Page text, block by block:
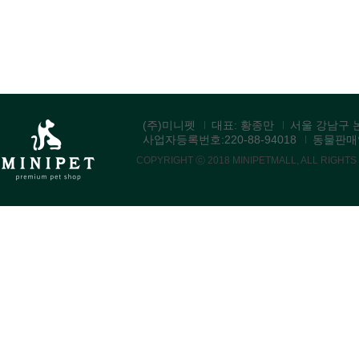
(주)미니펫 대표: 황종만
서울 강남구
사업자등록번호:220-88-94018
동물판
COPYRIGHT ⓒ 2018 MINIPETMALL, ALL